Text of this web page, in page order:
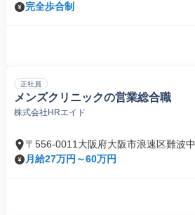
完全歩合制
正社員
メンズクリニックの営業総合職
株式会社HRエイド
〒556-0011大阪府大阪市浪速区難波中
月給27万円～60万円